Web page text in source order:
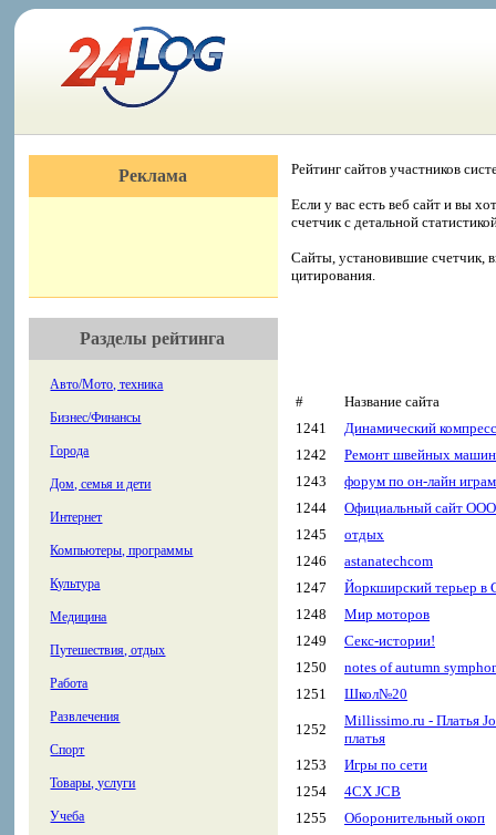
Реклама
Разделы рейтинга
Авто/Мото, техника
Бизнес/Финансы
Города
Дом, семья и дети
Интернет
Компьютеры, программы
Культура
Медицина
Путешествия, отдых
Работа
Развлечения
Спорт
Товары, услуги
Учеба
Рейтинг сайтов участников
Если у вас есть веб сайт и вы
счетчик с детальной
Сайты, установившие счетчик,
цитирования.
#
Название сайта
1241
Динамический
1242
Ремонт швейных
1243
форум по он-лайн
1244
Официальный сайт
1245
отдых
1246
astanatechcom
1247
Йоркширский терьер в
1248
Мир моторов
1249
Секс-истории!
1250
notes of autumn
1251
Школ№20
1252
Millissimo.ru - Платья
платья
1253
Игры по сети
1254
4CX JCB
1255
Оборонительный окоп